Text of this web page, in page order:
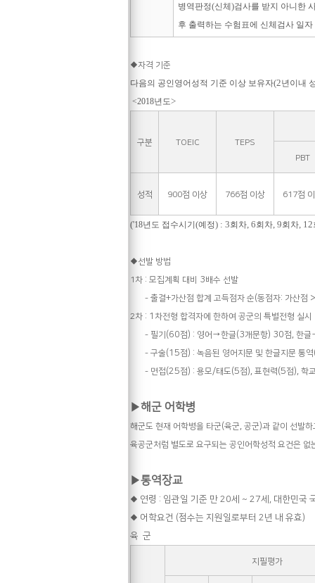
병역판정(신체 )검사를 받지 아니한
후 출력하는 수험표에 신체검사 일
◆자격 기준
다음의 공인영어성적 기준 이상 보유자(2년이내
<2018년도>
구분 TOEIC
TEPS
PBT
성적 900점 이상 766점 이상 617점
('18년도 접수시기 (예정) : 3회차, 6회차, 9회차, 12
◆선발 방법
1 차 : 모집계획 대비 3배수 선발
- 출결+가산점 합계 고득점자 순(동점자: 가산점
2차 : 1 차전형 합격자에 한하여 공군의 특별전형 실시
- 필기 (60점) : 영어 →한글(3개문항) 30점, 한글
- 구술(15점) : 녹음된 영어지문 및 한글지문 통역
- 면접(25점) : 용모/태도(5점), 표현력(5점), 학
▶해군 어학병
해군도 현재 어학병을 타군(육군, 공군)과 같이 선발하
육공군처럼 별도로 요구되는 공인어학성적 요건은 없
▶통역장교
◆ 연령 : 임관일 기준 만 20세 ~ 27세 , 대한민국
◆ 어학요건 (점수는 지원일로부터 2년 내 유효)
육 군
지필평가